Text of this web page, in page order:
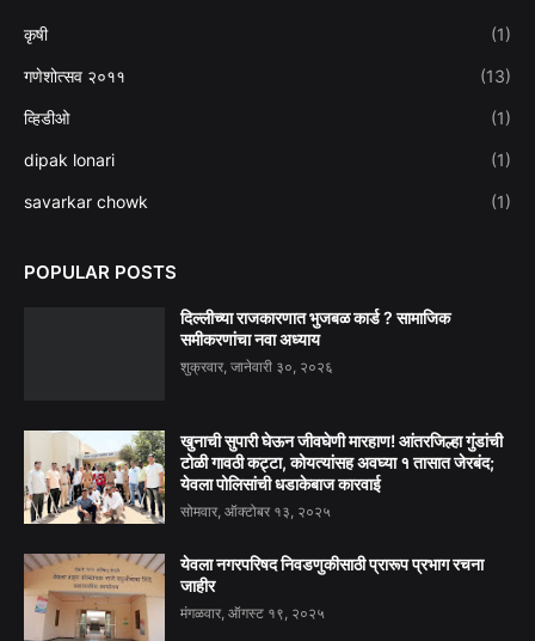
कृषी (1)
गणेशोत्सव २०११ (13)
व्हिडीओ (1)
dipak lonari (1)
savarkar chowk (1)
POPULAR POSTS
दिल्लीच्या राजकारणात भुजबळ कार्ड ? सामाजिक
समीकरणांचा नवा अध्याय
शुक्रवार, जानेवारी ३०, २०२६
खुनाची सुपारी घेऊन जीवघेणी मारहाण! आंतरजिल्हा गुंडांची
टोळी गावठी कट्टा, कोयत्यांसह अवघ्या १ तासात जेरबंद;
येवला पोलिसांची धडाकेबाज कारवाई
सोमवार, ऑक्टोबर १३, २०२५
येवला नगरपरिषद निवडणुकीसाठी प्रारूप प्रभाग रचना
जाहीर
मंगळवार, ऑगस्ट १९, २०२५